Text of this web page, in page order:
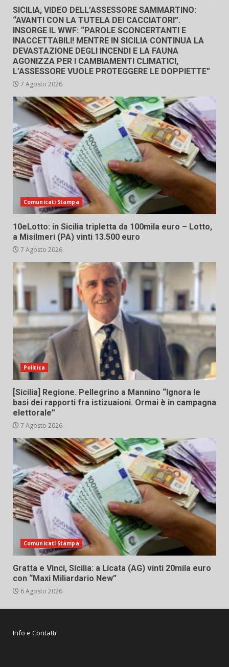
SICILIA, VIDEO DELL’ASSESSORE SAMMARTINO:
“AVANTI CON LA TUTELA DEI CACCIATORI”.
INSORGE IL WWF: “PAROLE SCONCERTANTI E
INACCETTABILI! MENTRE IN SICILIA CONTINUA LA
DEVASTAZIONE DEGLI INCENDI E LA FAUNA
AGONIZZA PER I CAMBIAMENTI CLIMATICI,
L’ASSESSORE VUOLE PROTEGGERE LE DOPPIETTE”
7 Agosto 2026
Comunicati Stampa
10eLotto: in Sicilia tripletta da 100mila euro – Lotto,
a Misilmeri (PA) vinti 13.500 euro
7 Agosto 2026
Politica
[Sicilia] Regione. Pellegrino a Mannino “Ignora le
basi dei rapporti fra istizuaioni. Ormai è in campagna
elettorale”
7 Agosto 2026
Comunicati Stampa
Gratta e Vinci, Sicilia: a Licata (AG) vinti 20mila euro
con “Maxi Miliardario New”
6 Agosto 2026
Info e Contatti